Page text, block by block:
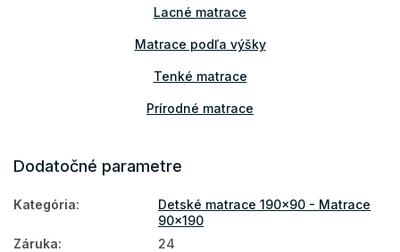
Lacné matrace
Matrace podľa výšky
Tenké matrace
Prírodné matrace
Matrace na zem
Najpredávanejšie matrace
Obojstranné matrace
Dodatočné parametre
Kategória:
Detské matrace 190x90 - Matrace
90x190
Záruka:
24